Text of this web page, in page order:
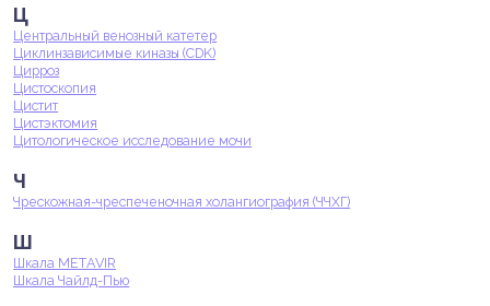
Ц
Центральный венозный катетер
Циклинзависимые киназы (CDK)
Цирроз
Цистоскопия
Цистит
Цистэктомия
Цитологическое исследование мочи
Ч
Чрескожная-чреспеченочная холангиография (ЧЧХГ)
Ш
Шкала METAVIR
Шкала Чайлд-Пью